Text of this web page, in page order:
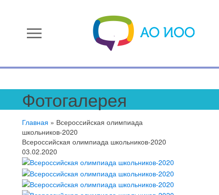
menu
Фотогалерея
Главная » Всероссийская олимпиада
школьников-2020
Всероссийская олимпиада школьников-2020
03.02.2020